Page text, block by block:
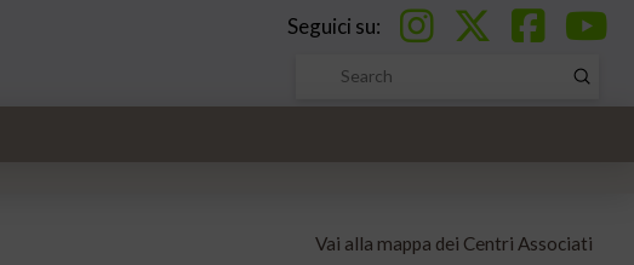
Seguici su:
Search
Submit
Vai alla mappa dei Centri Associati